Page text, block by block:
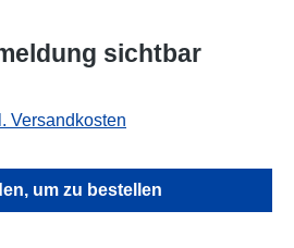
sichtbar
Versandkosten
um zu bestellen